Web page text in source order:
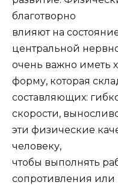
благотворно
влияют на
центральной
очень важно иметь
форму, которая
составляющих:
скорости,
эти физические
человеку,
чтобы выполнять
сопротивления